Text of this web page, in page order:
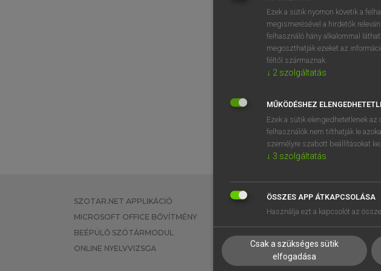
BELÉPÉS
SZOTAR.NET APPLIKÁCIÓ
MICROSOFT OFFICE BŐVÍTMÉNY
BEÉPÜLŐ SZÓTÁRMODUL
ONLINE NYELVVIZSGA
EGYÉNI FELHASZNÁLÓKNAK
TANULÓKNAK
VÁLLALATI MEGOLDÁSOK
SÚGÓ
SÜTI
Ezek a sütik nyomon követik a
megismerésével a hirdetők
felhasználó hány alkalommal
megoszthatják ezeket az
féltől származnak.
↓ 2 szolgáltatás
MŰKÖDÉSHEZ
Ezek a sütik elengedhetetlenek
felhasználók nem tilthatják le
személyre szabott beállításokat
↓ 3 szolgáltatás
ÖSSZES APP ÁTKAPCSOLÁSA
Használja ezt a kapcsolót az
Csak a szükséges sütik
elfogadása